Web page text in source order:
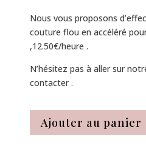
Nous vous proposons
couture flou en accéléré
,12.50€/heure .
N’hésitez pas à aller sur
contacter .
Ajouter au panier